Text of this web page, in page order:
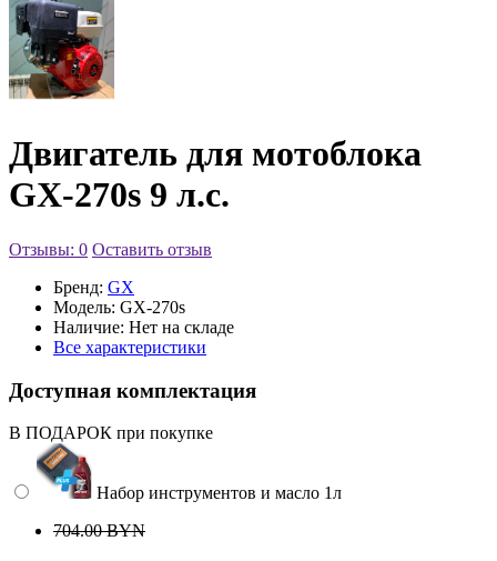
Двигатель для мотоблока
GX-270s 9 л.с.
Отзывы: 0 Оставить отзыв
Бренд: GX
Модель: GX-270s
Наличие: Нет на складе
Все характеристики
Доступная комплектация
В ПОДАРОК при покупке
Набор инструментов и масло 1л
704.00 BYN